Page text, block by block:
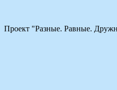
Проект "Разные. Равные.